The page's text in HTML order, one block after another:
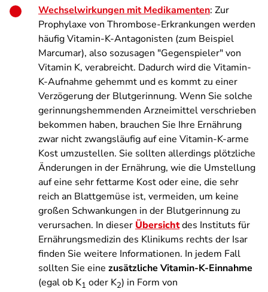
Wechselwirkungen mit Medikamenten: Zur
Prophylaxe von Thrombose-Erkrankungen werden
häufig Vitamin-K-Antagonisten (zum Beispiel
Marcumar), also sozusagen "Gegenspieler" von
Vitamin K, verabreicht. Dadurch wird die Vitamin-
K-Aufnahme gehemmt und es kommt zu einer
Verzögerung der Blutgerinnung. Wenn Sie solche
gerinnungshemmenden Arzneimittel verschrieben
bekommen haben, brauchen Sie Ihre Ernährung
zwar nicht zwangsläufig auf eine Vitamin-K-arme
Kost umzustellen. Sie sollten allerdings plötzliche
Änderungen in der Ernährung, wie die Umstellung
auf eine sehr fettarme Kost oder eine, die sehr
reich an Blattgemüse ist, vermeiden, um keine
großen Schwankungen in der Blutgerinnung zu
verursachen. In dieser Übersichtdes Instituts für
Ernährungsmedizin des Klinikums rechts der Isar
finden Sie weitere Informationen. In jedem Fall
sollten Sie eine zusätzliche Vitamin-K-Einnahme
(egal ob K1 oder K2) in Form von